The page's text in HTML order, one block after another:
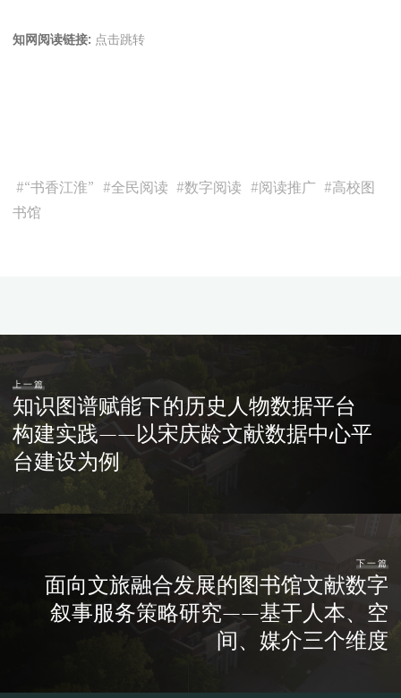
知网阅读链接: 点击跳转
#“书香江淮” #全民阅读 #数字阅读 #阅读推广 #高校图
书馆
上一篇
知识图谱赋能下的历史人物数据平台
构建实践——以宋庆龄文献数据中心平
台建设为例
下一篇
面向文旅融合发展的图书馆文献数字
叙事服务策略研究——基于人本、空
间、媒介三个维度